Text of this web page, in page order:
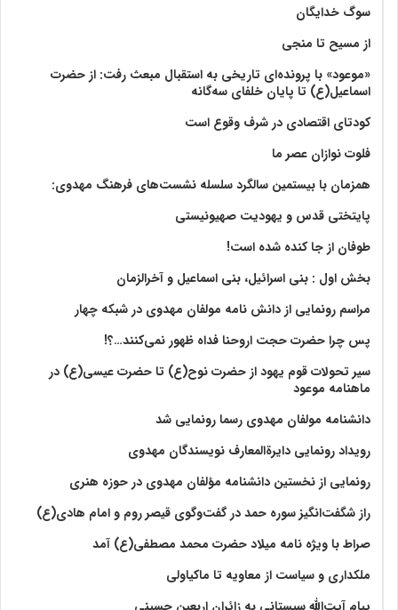
سوگ خدایگان
از مسیح تا منجی
«موعود» با پرونده‌ای تاریخی به استقبال مبعث رفت: از حضرت
اسماعیل(ع) تا پایان خلفای سه‌گانه
کودتای اقتصادی در شرف وقوع است
فلوت نوازان عصر ما
همزمان با بیستمین سالگرد سلسله نشست‌های فرهنگ مهدوی:‌
پایتختی قدس و یهودیت صهیونیستی
طوفان از جا کنده شده است!
بخش اول : بنی اسرائیل، بنی اسماعیل و آخرالزمان
مراسم رونمایی از دانش نامه مولفان مهدوی در شبکه چهار
پس چرا حضرت حجت اروحنا فداه ظهور نمی‌کنند…؟!
سیر تحولات قوم یهود از حضرت نوح(ع) تا حضرت عیسی(ع) در
ماهنامه موعود
دانشنامه مولفان مهدوی رسما رونمایی شد
رویداد رونمایی دایرةالمعارف نویسندگان مهدوی
رونمایی از نخستین دانشنامه مؤلفان مهدوی در حوزه هنری
راز شگفت‌انگیز سوره حمد در گفت‌وگوی قیصر روم و امام هادی(ع)
صراط با ویژه نامه میلاد حضرت محمد مصطفی(ع) آمد
ملکداری و سیاست از معاویه تا ماکیاولی